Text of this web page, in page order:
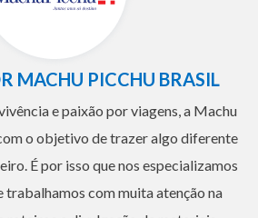
MACHU PICCHU BRASIL
e paixão por viagens, a Machu
o objetivo de trazer algo diferente
É por isso que nos especializamos
trabalhamos com muita atenção na